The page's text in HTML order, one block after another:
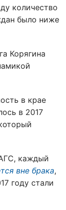
количество
было ниже
Корягина
в крае
в 2017
каждый
вне брака,
году стали